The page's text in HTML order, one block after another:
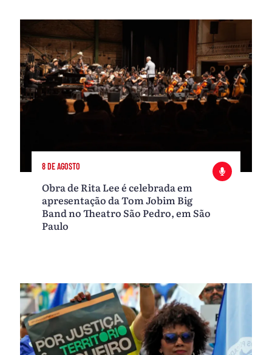
8 DE AGOSTO
Obra de Rita Lee é celebrada em
apresentação da Tom Jobim Big
Band no Theatro São Pedro, em São
Paulo